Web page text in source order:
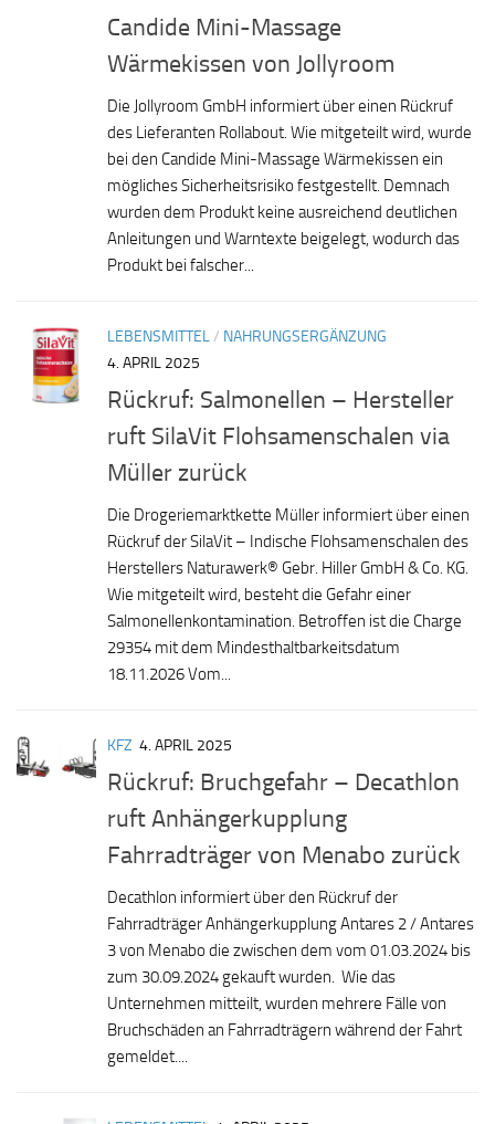
Candide Mini-Massage
Wärmekissen von Jollyroom
Die Jollyroom GmbH informiert über einen Rückruf
des Lieferanten Rollabout. Wie mitgeteilt wird, wurde
bei den Candide Mini-Massage Wärmekissen ein
mögliches Sicherheitsrisiko festgestellt. Demnach
wurden dem Produkt keine ausreichend deutlichen
Anleitungen und Warntexte beigelegt, wodurch das
Produkt bei falscher...
LEBENSMITTEL/ NAHRUNGSERGÄNZUNG
4. APRIL 2025
Rückruf: Salmonellen – Hersteller
ruft SilaVit Flohsamenschalen via
Müller zurück
Die Drogeriemarktkette Müller informiert über einen
Rückruf der SilaVit – Indische Flohsamenschalen des
Herstellers Naturawerk® Gebr. Hiller GmbH & Co. KG.
Wie mitgeteilt wird, besteht die Gefahr einer
Salmonellenkontamination. Betroffen ist die Charge
29354 mit dem Mindesthaltbarkeitsdatum
18.11.2026 Vom...
KFZ 4. APRIL 2025
Rückruf: Bruchgefahr – Decathlon
ruft Anhängerkupplung
Fahrradträger von Menabo zurück
Decathlon informiert über den Rückruf der
Fahrradträger Anhängerkupplung Antares 2 / Antares
3 von Menabo die zwischen dem vom 01.03.2024 bis
zum 30.09.2024 gekauft wurden. Wie das
Unternehmen mitteilt, wurden mehrere Fälle von
Bruchschäden an Fahrradträgern während der Fahrt
gemeldet....